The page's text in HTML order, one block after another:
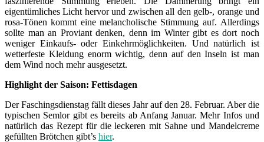
eigentümliches Licht hervor und zwischen all den gelb-, orange und
rosa-Tönen kommt eine melancholische Stimmung auf. Allerdings
sollte man an Proviant denken, denn im Winter gibt es dort noch
weniger Einkaufs- oder Einkehrmöglichkeiten. Und natürlich ist
wetterfeste Kleidung enorm wichtig, denn auf den Inseln ist man
dem Wind noch mehr ausgesetzt.
Highlight der Saison: Fettisdagen
Der Faschingsdienstag fällt dieses Jahr auf den 28. Februar. Aber die
typischen Semlor gibt es bereits ab Anfang Januar. Mehr Infos und
natürlich das Rezept für die leckeren mit Sahne und Mandelcreme
gefüllten Brötchen gibt’s hier.